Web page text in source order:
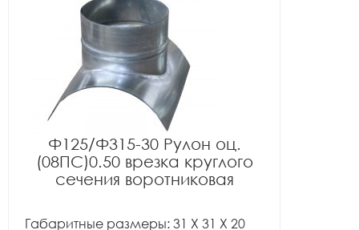
Ф125/Ф315-30 Рулон оц.
(08ПС)0.50 врезка круглого
сечения воротниковая
Габаритные размеры: 31 X 31 X 20